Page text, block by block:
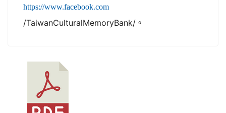
https://www.facebook.com
/TaiwanCulturalMemoryBank/。